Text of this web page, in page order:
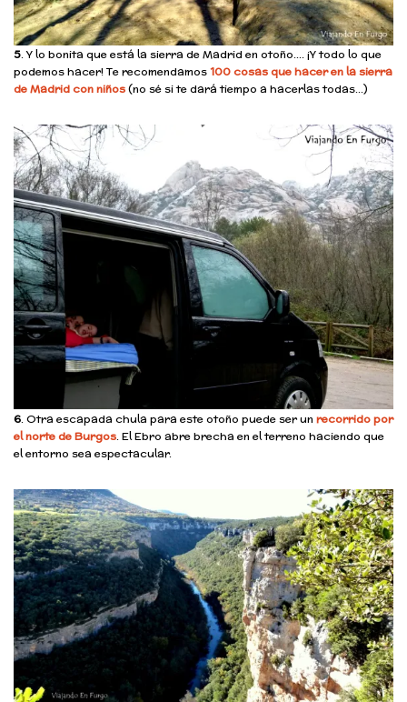
5. Y lo bonita que está la sierra de Madrid en otoño…. ¡Y todo lo que
podemos hacer! Te recomendamos100 cosas que hacer en la sierra
de Madrid con niños(no sé si te dará tiempo a hacerlas todas…)
6. Otra escapada chula para este otoño puede ser un recorrido por
el norte de Burgos. El Ebro abre brecha en el terreno haciendo que
elentorno sea espectacular.